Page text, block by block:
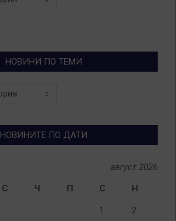
НОВИНИ ПО ТЕМИ
НОВИНИТЕ ПО ДАТИ
август 2026
С Ч П С Н
1 2